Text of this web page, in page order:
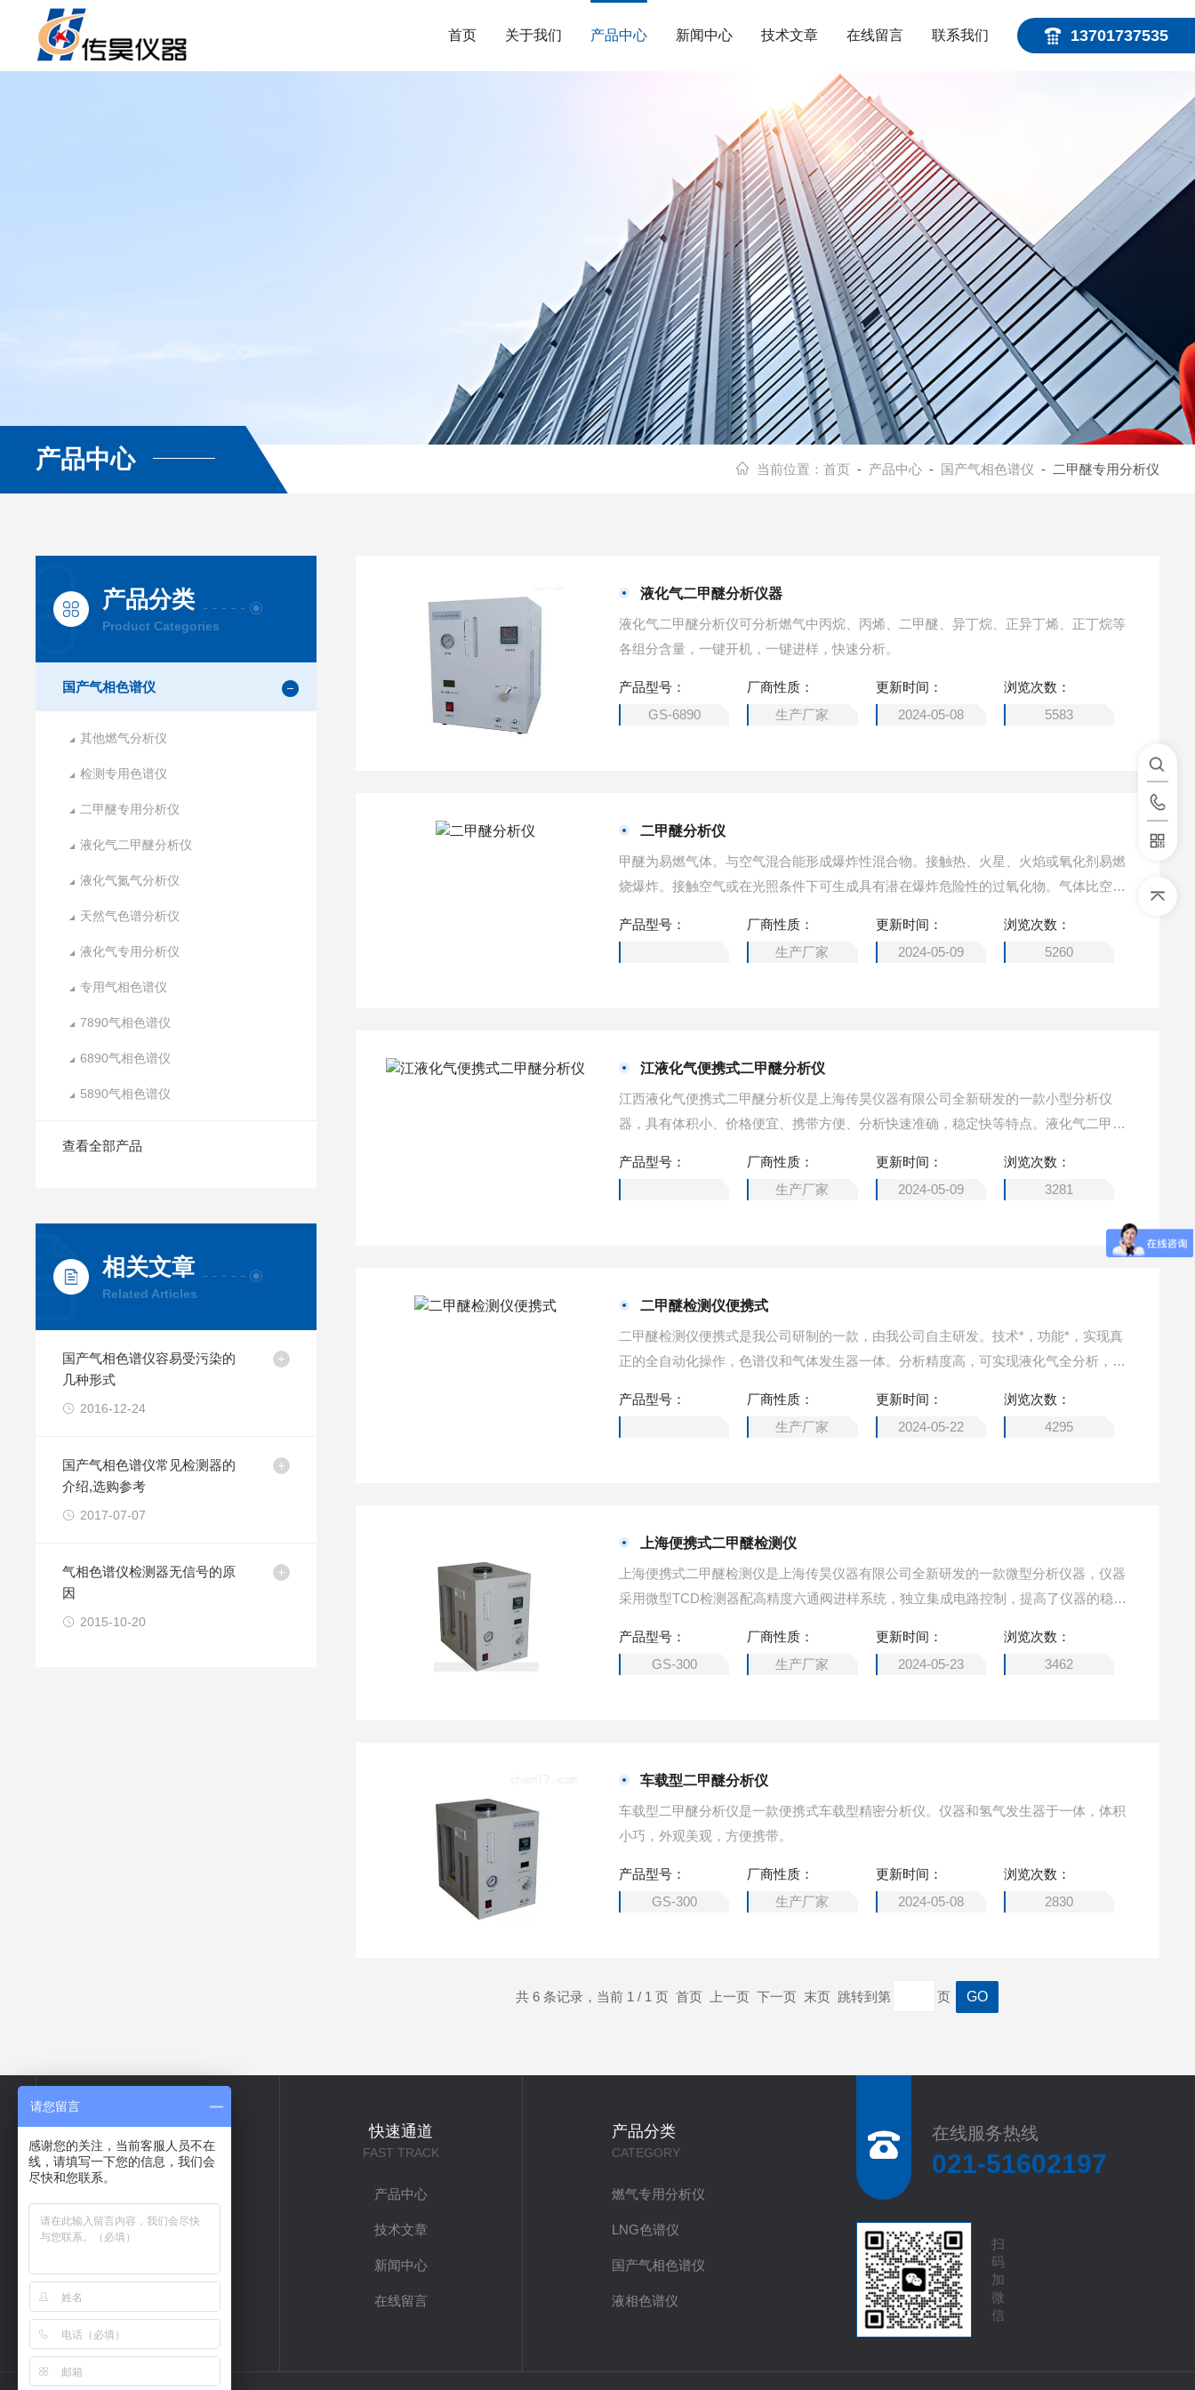
13701737535
首页 关于我们 产品中心 新闻中心 技术文章 在线留言 联系我们
产品中心 当前位置： 首页 - 产品中心- 国产气相色谱仪 - 二甲醚专用分析仪
产品分类
Product Categories
国产气相色谱仪
其他燃气分析仪
检测专用色谱仪
二甲醚专用分析仪
液化气二甲醚分析仪
液化气氮气分析仪
天然气色谱分析仪
液化气专用分析仪
专用气相色谱仪
7890气相色谱仪
6890气相色谱仪
5890气相色谱仪
查看全部产品
相关文章
Related Articles
国产气相色谱仪容易受污染的
几种形式
2016-12-24
国产气相色谱仪常见检测器的
介绍,选购参考
2017-07-07
气相色谱仪检测器无信号的原
因
2015-10-20
液化气二甲醚分析仪器
液化气二甲醚分析仪可分析燃气中丙烷、丙烯、二甲醚、异丁烷、正异丁烯、正丁烷等
各组分含量，一键开机，一键进样，快速分析。
产品型号：
GS-6890
厂商性质：
生产厂家
更新时间：
2024-05-08
浏览次数：
5583
二甲醚分析仪
甲醚为易燃气体。与空气混合能形成爆炸性混合物。接触热、火星、火焰或氧化剂易燃
烧爆炸。接触空气或在光照条件下可生成具有潜在爆炸危险性的过氧化物。气体比空气
有开裂和爆炸的危险。福建二甲醚分析仪
产品型号：
厂商性质：
生产厂家
更新时间：
2024-05-09
浏览次数：
5260
江液化气便携式二甲醚分析仪
江西液化气便携式二甲醚分析仪是上海传昊仪器有限公司全新研发的一款小型分析仪
器，具有体积小、价格便宜、携带方便、分析快速准确，稳定快等特点。液化气二甲醚
产品型号：
厂商性质：
生产厂家
更新时间：
2024-05-09
浏览次数：
3281
二甲醚检测仪便携式
二甲醚检测仪便携式是我公司研制的一款，由我公司自主研发。技术*，功能*，实现真
正的全自动化操作，色谱仪和气体发生器一体。分析精度高，可实现液化气全分析，二
广大用户的需求。
产品型号：
厂商性质：
生产厂家
更新时间：
2024-05-22
浏览次数：
4295
上海便携式二甲醚检测仪
上海便携式二甲醚检测仪是上海传昊仪器有限公司全新研发的一款微型分析仪器，仪器
采用微型TCD检测器配高精度六通阀进样系统，独立集成电路控制，提高了仪器的稳定
次取样进样可以完成液化气中甲烷、乙烯、乙烷、丙烯、丙烷、异丁烷、正丁烷，二甲
醚等成分。
产品型号：
GS-300
厂商性质：
生产厂家
更新时间：
2024-05-23
浏览次数：
3462
车载型二甲醚分析仪
车载型二甲醚分析仪是一款便携式车载型精密分析仪。仪器和氢气发生器于一体，体积
小巧，外观美观，方便携带。
产品型号：
GS-300
厂商性质：
生产厂家
更新时间：
2024-05-08
浏览次数：
2830
共 6 条记录，当前 1 / 1 页 首页 上一页 下一页 末页 跳转到第 页
关于我们
ABOUT US
企业文化
快速通道
FAST TRACK
产品中心
技术文章
新闻中心
在线留言
产品分类
CATEGORY
燃气专用分析仪
LNG色谱仪
国产气相色谱仪
液相色谱仪
在线服务热线
021-51602197
扫
码
加
微
信
请您留言
感谢您的关注，当前客服人员不在
线，请填写一下您的信息，我们会
尽快和您联系。